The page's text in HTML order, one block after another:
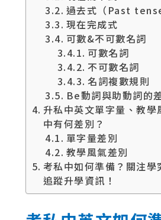
過去式（Past tense
現在完成式
可數&不可數名詞
可數名詞
不可數名詞
名詞複數規則
Be動詞與助動詞的
升私中英文單字量、教學
中有何差別？
單字量差別
教學風氣差別
考私中如何準備？關注學
追蹤升學資訊！